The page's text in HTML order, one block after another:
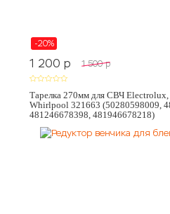
-20%
1 200 p 1 500 p
Тарелка 270мм для СВЧ Electrolux,
Whirlpool 321663 (50280598009,
481246678398, 481946678218)